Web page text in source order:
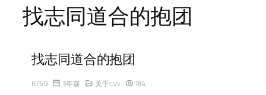
找志同道合的抱团
找志同道合的抱团
6759 3年前 关于cvv 184